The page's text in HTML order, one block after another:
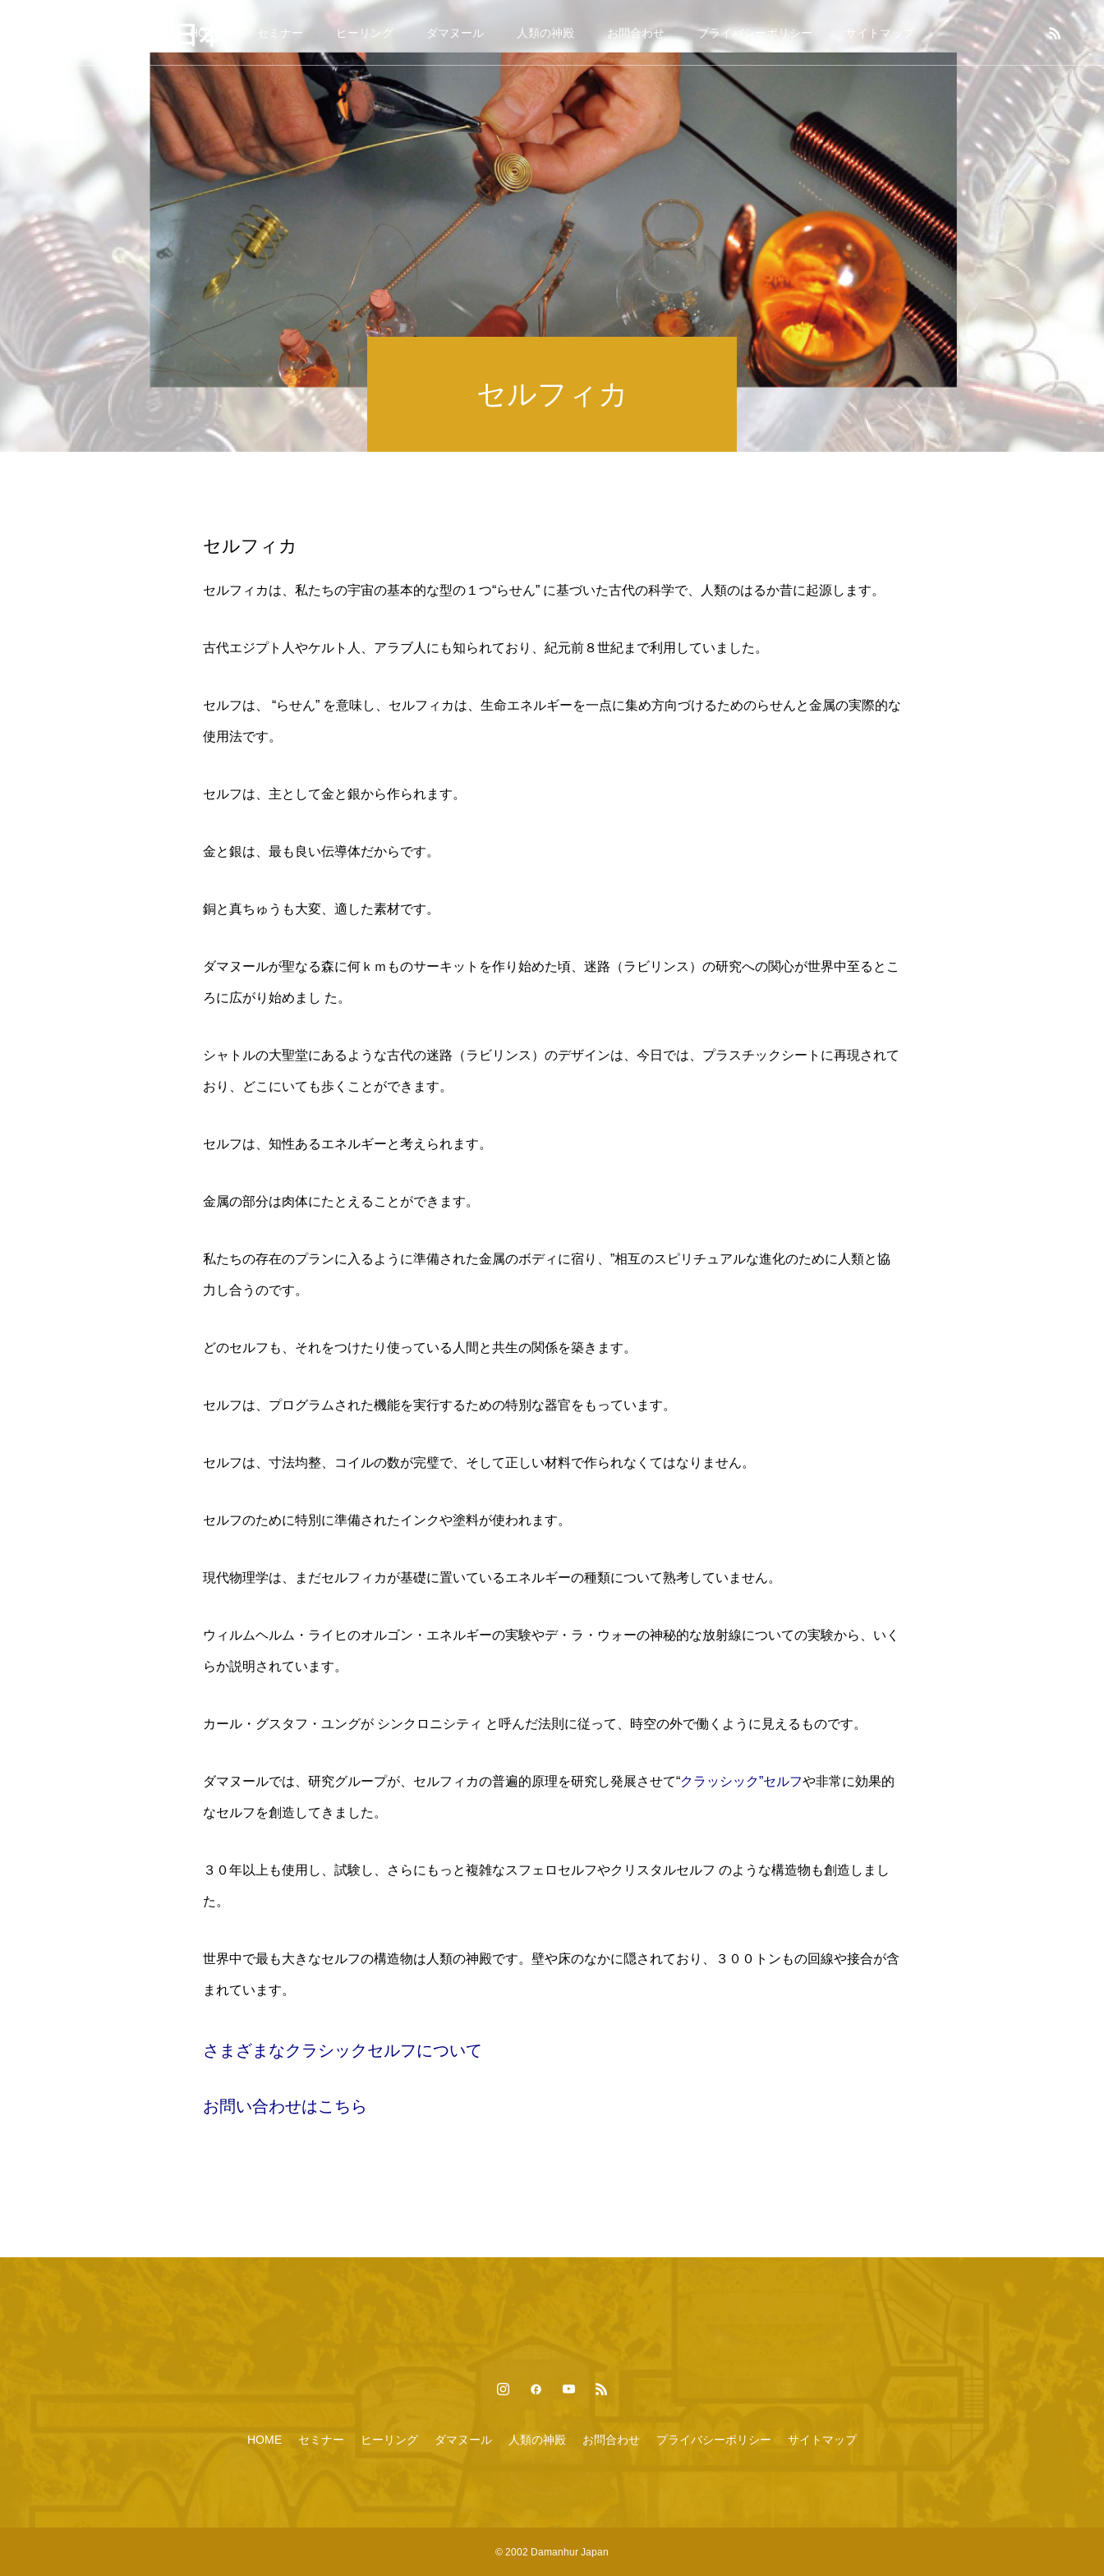
ダマヌール日本
HOME セミナー ヒーリング ダマヌール 人類の神殿 お問合わせ プライバシーポリシー サイトマップ
セルフィカ
セルフィカ
セルフィカは、私たちの宇宙の基本的な型の１つ“らせん” に基づいた古代の科学で、人類のはるか昔に起源します。
古代エジプト人やケルト人、アラブ人にも知られており、紀元前８世紀まで利用していました。
セルフは、 “らせん” を意味し、セルフィカは、生命エネルギーを一点に集め方向づけるためのらせんと金属の実際的な
使用法です。
セルフは、主として金と銀から作られます。
金と銀は、最も良い伝導体だからです。
銅と真ちゅうも大変、適した素材です。
ダマヌールが聖なる森に何ｋｍものサーキットを作り始めた頃、迷路（ラビリンス）の研究への関心が世界中至るとこ
ろに広がり始めまし た。
シャトルの大聖堂にあるような古代の迷路（ラビリンス）のデザインは、今日では、プラスチックシートに再現されて
おり、どこにいても歩くことができます。
セルフは、知性あるエネルギーと考えられます。
金属の部分は肉体にたとえることができます。
私たちの存在のプランに入るように準備された金属のボディに宿り、”相互のスピリチュアルな進化のために人類と協
力し合うのです。
どのセルフも、それをつけたり使っている人間と共生の関係を築きます。
セルフは、プログラムされた機能を実行するための特別な器官をもっています。
セルフは、寸法均整、コイルの数が完璧で、そして正しい材料で作られなくてはなりません。
セルフのために特別に準備されたインクや塗料が使われます。
現代物理学は、まだセルフィカが基礎に置いているエネルギーの種類について熟考していません。
ウィルムヘルム・ライヒのオルゴン・エネルギーの実験やデ・ラ・ウォーの神秘的な放射線についての実験から、いく
らか説明されています。
カール・グスタフ・ユングが シンクロニシティ と呼んだ法則に従って、時空の外で働くように見えるものです。
ダマヌールでは、研究グループが、セルフィカの普遍的原理を研究し発展させて“クラッシック”セルフや非常に効果的
なセルフを創造してきました。
３０年以上も使用し、試験し、さらにもっと複雑なスフェロセルフやクリスタルセルフ のような構造物も創造しまし
た。
世界中で最も大きなセルフの構造物は人類の神殿です。壁や床のなかに隠されており、３００トンもの回線や接合が含
まれています。
さまざまなクラシックセルフについて
お問い合わせはこちら
HOME セミナー ヒーリング ダマヌール 人類の神殿 お問合わせ プライバシーポリシー サイトマップ
© 2002 Damanhur Japan